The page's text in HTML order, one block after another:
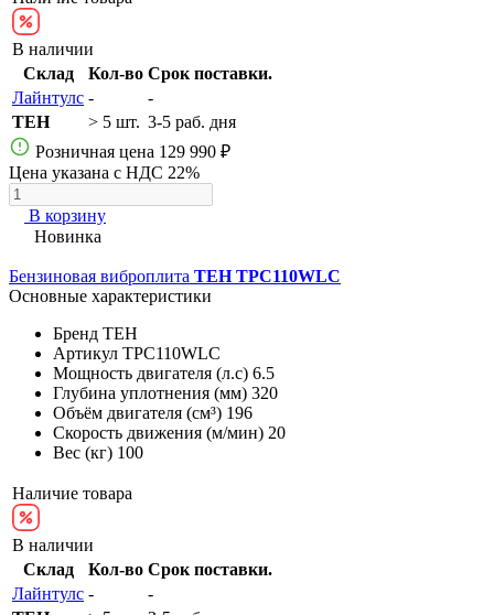
В наличии
Склад
Кол-во Срок поставки.
Лайнтулс -
-
TEH
> 5 шт. 3-5 раб. дня
Розничная цена 129 990 ₽
Цена указана с НДС 22%
В корзину
Новинка
Бензиновая виброплита TEH TPC110WLC
Основные характеристики
Бренд TEH
Артикул TPC110WLC
Мощность двигателя (л.с) 6.5
Глубина уплотнения (мм) 320
Объём двигателя (см³) 196
Скорость движения (м/мин) 20
Вес (кг) 100
Наличие товара
В наличии
Склад
Кол-во Срок поставки.
Лайнтулс -
-